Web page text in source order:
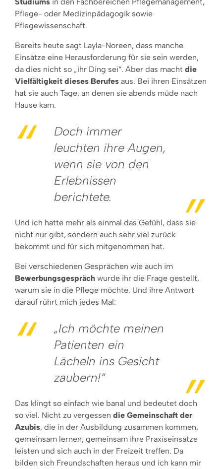
Pflege- oder Medizinpädagogik sowie
Pflegewissenschaft.
Bereits heute sagt Layla-Noreen, dass manche
Einsätze eine Herausforderung für sie sein werden,
da dies nicht so „ihr Ding sei“. Aber das macht die
Vielfältigkeit dieses Berufes aus. Bei ihren Einsätzen
hat sie auch Tage, an denen sie abends müde nach
Hause kam.
Doch immer
leuchten ihre Augen,
wenn sie von den
Erlebnissen
berichtete.
Und ich hatte mehr als einmal das Gefühl, dass sie
nicht nur gibt, sondern auch sehr viel zurück
bekommt und für sich mitgenommen hat.
Bei verschiedenen Gesprächen wie auch im
Bewerbungsgespräch wurde ihr die Frage gestellt,
warum sie in die Pflege möchte. Und ihre Antwort
darauf rührt mich jedes Mal:
„Ich möchte meinen
Patienten ein
Lächeln ins Gesicht
zaubern!“
Das klingt so einfach wie banal und bedeutet doch
so viel. Nicht zu vergessen die Gemeinschaft der
Azubis, die in der Ausbildung zusammen kommen,
gemeinsam lernen, gemeinsam ihre Praxiseinsätze
leisten und sich auch in der Freizeit treffen. Da
bilden sich Freundschaften heraus und ich kann mir